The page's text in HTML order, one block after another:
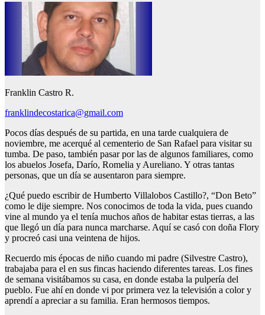
Franklin Castro R.
franklindecostarica@gmail.com
Pocos días después de su partida, en una tarde cualquiera de
noviembre, me acerqué al cementerio de San Rafael para visitar su
tumba. De paso, también pasar por las de algunos familiares, como
los abuelos Josefa, Darío, Romelia y Aureliano. Y otras tantas
personas, que un día se ausentaron para siempre.
¿Qué puedo escribir de Humberto Villalobos Castillo?, “Don Beto”
como le dije siempre. Nos conocimos de toda la vida, pues cuando
vine al mundo ya el tenía muchos años de habitar estas tierras, a las
que llegó un día para nunca marcharse. Aquí se casó con doña Flory
y procreó casi una veintena de hijos.
Recuerdo mis épocas de niño cuando mi padre (Silvestre Castro),
trabajaba para el en sus fincas haciendo diferentes tareas. Los fines
de semana visitábamos su casa, en donde estaba la pulpería del
pueblo. Fue ahí en donde vi por primera vez la televisión a color y
aprendí a apreciar a su familia. Eran hermosos tiempos.